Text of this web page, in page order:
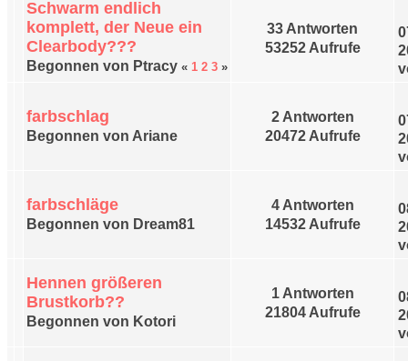
Schwarm endlich
komplett, der Neue ein
Clearbody???
Begonnen von Ptracy « 1 2 3 »
33 Antworten
53252 Aufrufe
farbschlag
Begonnen von Ariane
2 Antworten
20472 Aufrufe
farbschläge
Begonnen von Dream81
4 Antworten
14532 Aufrufe
Hennen größeren
Brustkorb??
Begonnen von Kotori
1 Antworten
21804 Aufrufe